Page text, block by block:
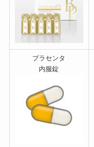
プラセンタ
内服錠